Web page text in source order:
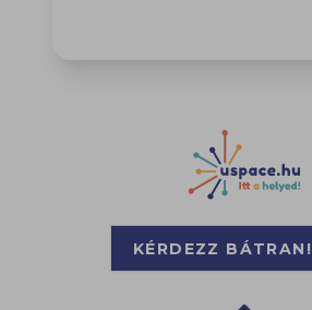
KÉRDEZZ BÁTRAN!